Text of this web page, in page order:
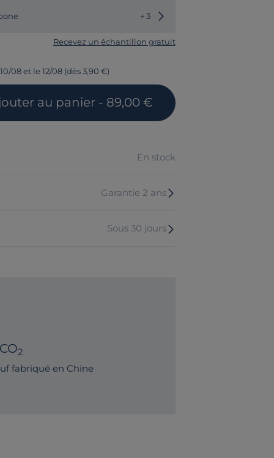
+ 3 Choisir une autre couleur
Recevez un échantillon gratuit
08 et le 12/08 (dès 3,90 €)
au panier - 89,00 €
En stock
Garantie 2 ans
Sous 30 jours
2
fabriqué en Chine